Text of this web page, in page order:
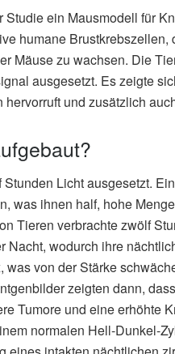
ein Mausmodell für
humane
Mäuse zu wachsen. Die
ausgesetzt. Es zeigte
und zusätzlich
Licht ausgesetzt.
was ihnen half, hohe
Tieren verbrachte zwölf
Nacht, wodurch ihre
was von der Stärke
zeigten dann,
Tumore und eine erhöhte
normalen Hell-Dunkel-